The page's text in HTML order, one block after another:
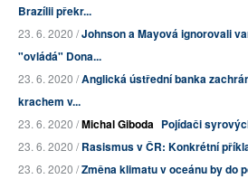
Brazílii překr...
23. 6. 2020 /Johnson a Mayová ignorovali
"ovládá" Dona...
23. 6. 2020 /Anglická ústřední banka
krachem v...
23. 6. 2020 /Michal Giboda Pojídači
23. 6. 2020 /Rasismus v ČR: Konkrétní
23. 6. 2020 /Změna klimatu v oceánu by do